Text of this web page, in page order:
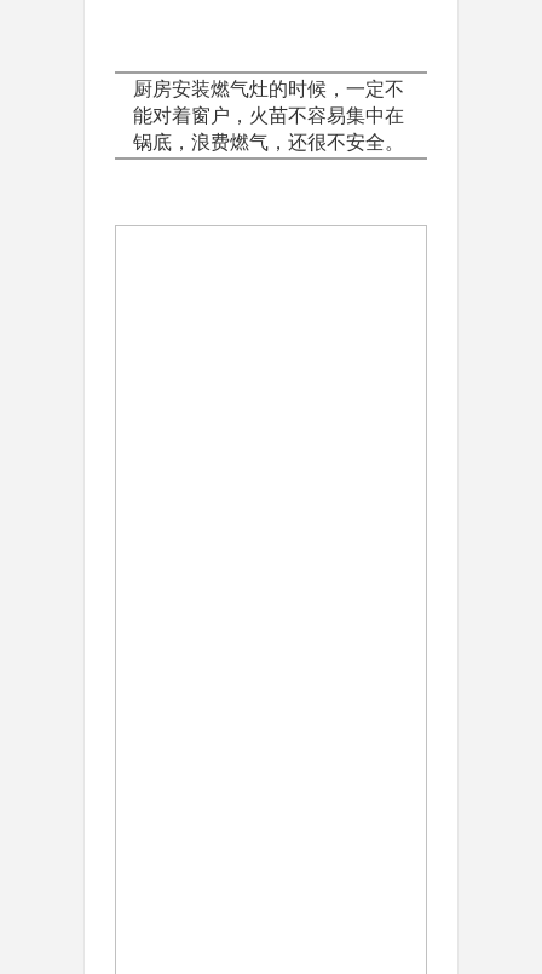
厨房安装燃气灶的时候，一定不
能对着窗户，火苗不容易集中在
锅底，浪费燃气，还很不安全。